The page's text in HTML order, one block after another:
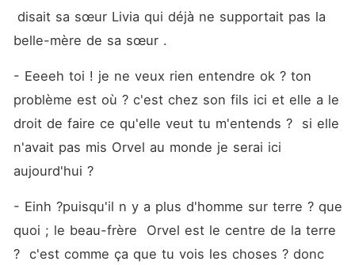
belle-mère de sa sœur .
- Eeeeh toi ! je ne veux rien entendre ok ? ton
problème est où ? c'est chez son fils ici et elle a le
droit de faire ce qu'elle veut tu m'entends ?  si elle
n'avait pas mis Orvel au monde je serai ici
aujourd'hui ?
- Einh ?puisqu'il n y a plus d'homme sur terre ? que
quoi ; le beau-frère  Orvel est le centre de la terre
?  c'est comme ça que tu vois les choses ? donc